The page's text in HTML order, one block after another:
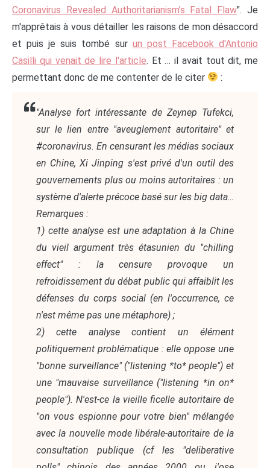
Coronavirus Revealed Authoritarianism’s Fatal Flaw". Je
m'apprêtais à vous détailler les raisons de mon désaccord
et puis je suis tombé sur un post Facebook d'Antonio
Casilli qui venait de lire l'article. Et … il avait tout dit, me
permettant donc de me contenter de le citer
:
"Analyse fort intéressante de Zeynep Tufekci,
sur le lien entre "aveuglement autoritaire" et
#coronavirus. En censurant les médias sociaux
en Chine, Xi Jinping s'est privé d'un outil des
gouvernements plus ou moins autoritaires : un
système d'alerte précoce basé sur les big data…
Remarques :
1) cette analyse est une adaptation à la Chine
du vieil argument très étasunien du "chilling
effect" : la censure provoque un
refroidissement du débat public qui affaiblit les
défenses du corps social (en l'occurrence, ce
n'est même pas une métaphore) ;
2) cette analyse contient un élément
politiquement problématique : elle oppose une
"bonne surveillance" ("listening *to* people") et
une "mauvaise surveillance ("listening *in on*
people"). N'est-ce la vieille ficelle autoritaire de
"on vous espionne pour votre bien" mélangée
avec la nouvelle mode libérale-autoritaire de la
consultation publique (cf les "deliberative